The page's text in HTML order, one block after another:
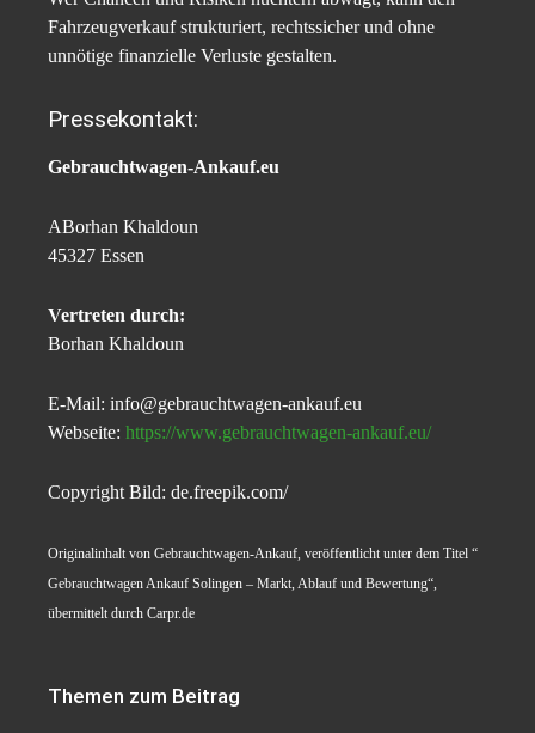
Fahrzeugverkauf strukturiert, rechtssicher und ohne
unnötige finanzielle Verluste gestalten.
Pressekontakt:
Gebrauchtwagen-Ankauf.eu
ABorhan Khaldoun
45327 Essen
Vertreten durch:
Borhan Khaldoun
E-Mail: info@gebrauchtwagen-ankauf.eu
Webseite: https://www.gebrauchtwagen-ankauf.eu/
Copyright Bild: de.freepik.com/
Originalinhalt von Gebrauchtwagen-Ankauf, veröffentlicht unter dem Titel “
Gebrauchtwagen Ankauf Solingen – Markt, Ablauf und Bewertung“,
übermittelt durch Carpr.de
Themen zum Beitrag